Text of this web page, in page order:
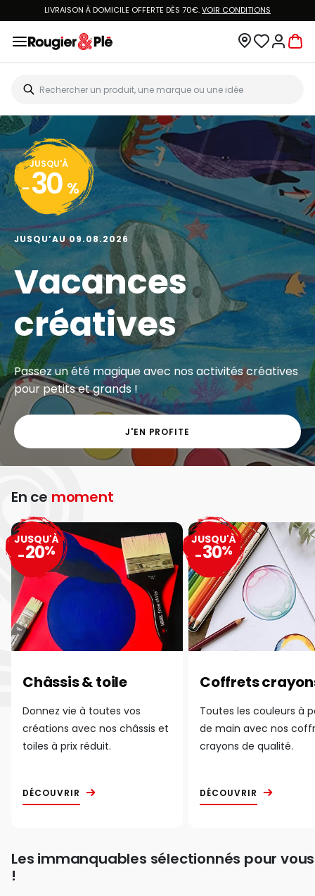
LIVRAISON À DOMICILE OFFERTE DÈS 70€.VOIR CONDITIONS
JUSQU'À
- 30 %
JUSQU’AU 09.08.2026
Vacances
créatives
Passez un été magique avec nos activités créatives
pour petits et grands !
J'EN PROFITE
En ce moment
Châssis & toile
Donnez vie à toutes vos
créations avec nos châssis et
toiles à prix réduit.
DÉCOUVRIR
JUSQU'À
-20%
Coffrets
Toutes les couleurs à
de main avec nos
crayons de qualité.
DÉCOUVRIR
JUSQU'À
-30%
Les immanquables sélectionnés pour vous
!